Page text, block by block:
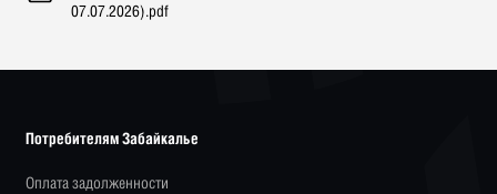
07.07.2026).pdf
Потребителям Забайкалье
Оплата задолженности